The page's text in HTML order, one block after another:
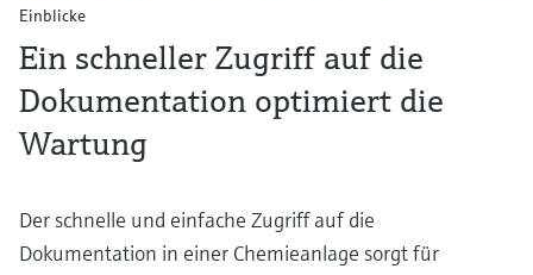
Einblicke
Ein schneller Zugriff auf die
Dokumentation optimiert die
Wartung
Der schnelle und einfache Zugriff auf die
Dokumentation in einer Chemieanlage sorgt für